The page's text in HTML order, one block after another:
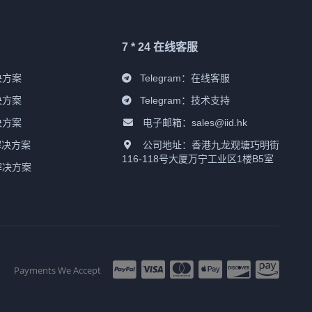
方案
方案
方案
方案
方案
7 * 24 在线客服
Telegram： 在线客服
Telegram： 技术支持
电子邮箱：sales@iid.hk
公司地址：香港九龙观塘巧明街
116-118号大厦万宁工业区1楼B5室
Payments We Accept